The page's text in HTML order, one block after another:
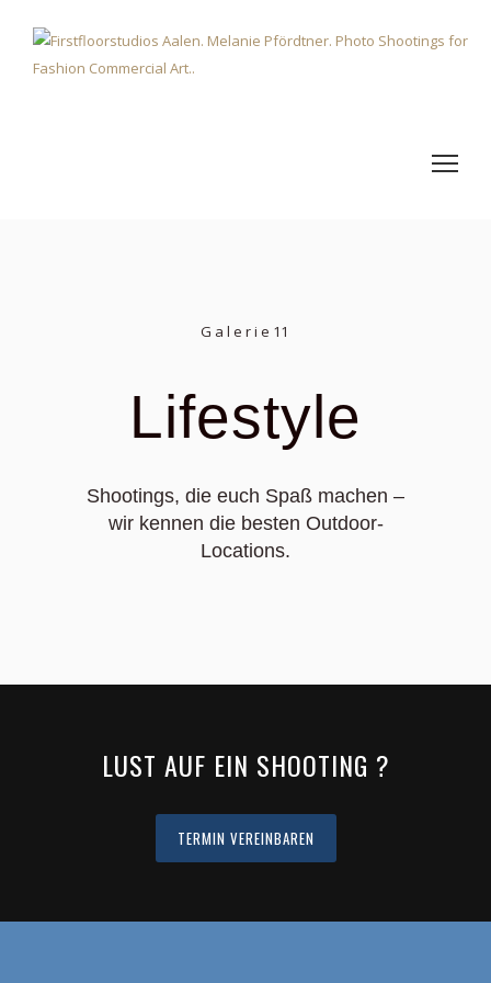
G a l e r i e 11
Lifestyle
Shootings, die euch Spaß machen –
wir kennen die besten Outdoor-
Locations.
LUST AUF EIN SHOOTING ?
TERMIN VEREINBAREN